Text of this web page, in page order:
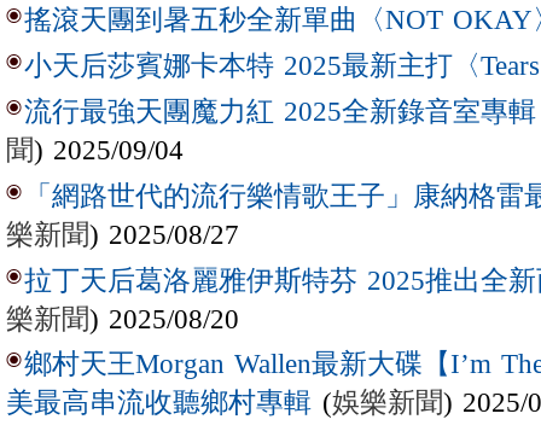
搖滾天團到暑五秒全新單曲〈NOT OKAY
小天后莎賓娜卡本特 2025最新主打〈
流行最強天團魔力紅 2025全新錄音室專
聞) 2025/09/04
「網路世代的流行樂情歌王子」康納格雷
樂新聞) 2025/08/27
拉丁天后葛洛麗雅伊斯特芬 2025推出全新
樂新聞) 2025/08/20
鄉村天王Morgan Wallen最新大碟【I’m
美最高串流收聽鄉村專輯 (娛樂新聞) 2025/